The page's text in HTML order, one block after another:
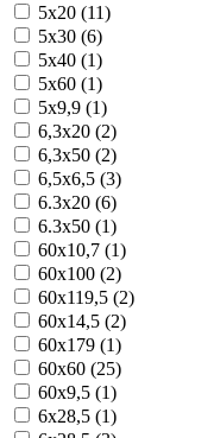
5x20 (11)
5x30 (6)
5x40 (1)
5x60 (1)
5x9,9 (1)
6,3x20 (2)
6,3x50 (2)
6,5x6,5 (3)
6.3x20 (6)
6.3x50 (1)
60x10,7 (1)
60x100 (2)
60x119,5 (2)
60x14,5 (2)
60x179 (1)
60x60 (25)
60x9,5 (1)
6x28,5 (1)